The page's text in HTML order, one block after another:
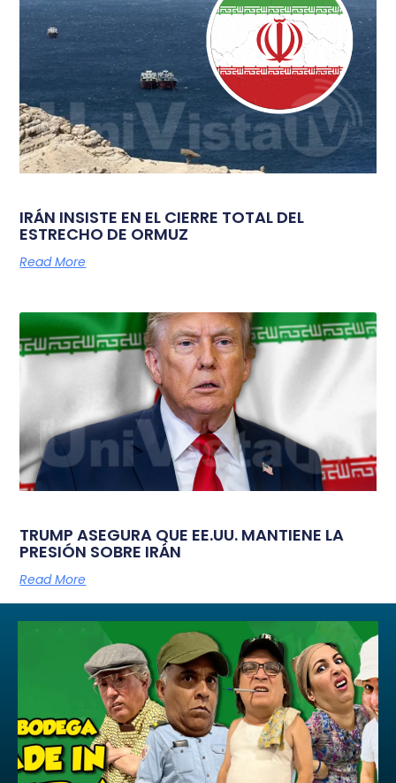
IRÁN INSISTE EN EL CIERRE TOTAL DEL
ESTRECHO DE ORMUZ
Read More
TRUMP ASEGURA QUE EE.UU. MANTIENE LA
PRESIÓN SOBRE IRÁN
Read More